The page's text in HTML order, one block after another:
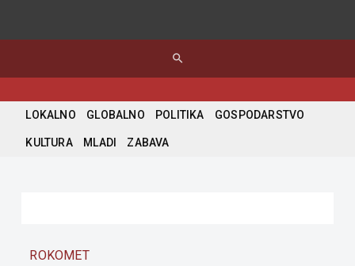
search
LOKALNO GLOBALNO POLITIKA GOSPODARSTVO
KULTURA MLADI ZABAVA
ROKOMET